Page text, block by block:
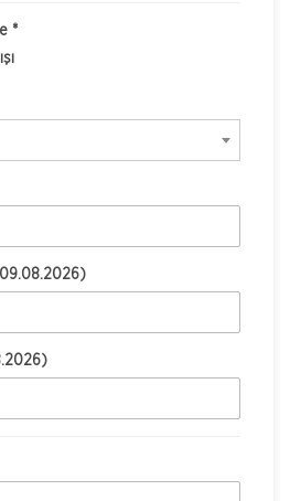
*
09.08.2026)